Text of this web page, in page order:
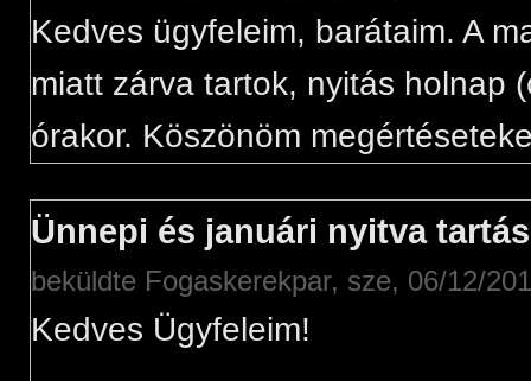
Kedves ügyfeleim, barátaim. A
miatt zárva tartok, nyitás holnap
órakor. Köszönöm
Ünnepi és januári nyitva tartás
beküldte Fogaskerekpar, sze, 06/12/
Kedves Ügyfeleim!